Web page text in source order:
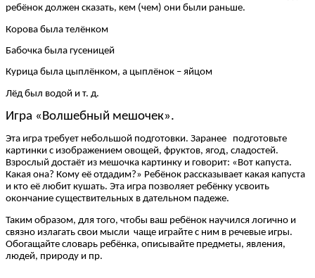
ребёнок должен сказать, кем (чем) они были раньше.
Корова была телёнком
Бабочка была гусеницей
Курица была цыплёнком, а цыплёнок – яйцом
Лёд был водой и т. д.
Игра «Волшебный мешочек».
Эта игра требует небольшой подготовки. Заранее подготовьте
картинки с изображением овощей, фруктов, ягод, сладостей.
Взрослый достаёт из мешочка картинку и говорит: «Вот капуста.
Какая она? Кому её отдадим?» Ребёнок рассказывает какая капуста
и кто её любит кушать. Эта игра позволяет ребёнку усвоить
окончание существительных в дательном падеже.
Таким образом, для того, чтобы ваш ребёнок научился логично и
связно излагать свои мысли чаще играйте с ним в речевые игры.
Обогащайте словарь ребёнка, описывайте предметы, явления,
людей, природу и пр.